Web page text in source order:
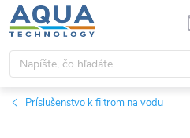
Prejsť
na
obsah
Príslušenstvo k filtrom na vodu